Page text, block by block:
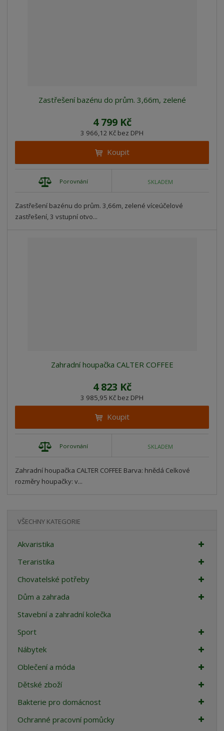
Zastřešení bazénu do prům. 3,66m, zelené
4 799 Kč
3 966,12 Kč bez DPH
Koupit
Porovnání SKLADEM
Zastřešení bazénu do prům. 3,66m, zelené víceúčelové
zastřešení, 3 vstupní otvo...
Zahradní houpačka CALTER COFFEE
4 823 Kč
3 985,95 Kč bez DPH
Koupit
Porovnání SKLADEM
Zahradní houpačka CALTER COFFEE Barva: hnědá Celkové
rozměry houpačky: v...
VŠECHNY KATEGORIE
Akvaristika
Teraristika
Chovatelské potřeby
Dům a zahrada
Stavební a zahradní kolečka
Sport
Nábytek
Oblečení a móda
Dětské zboží
Bakterie pro domácnost
Ochranné pracovní pomůcky